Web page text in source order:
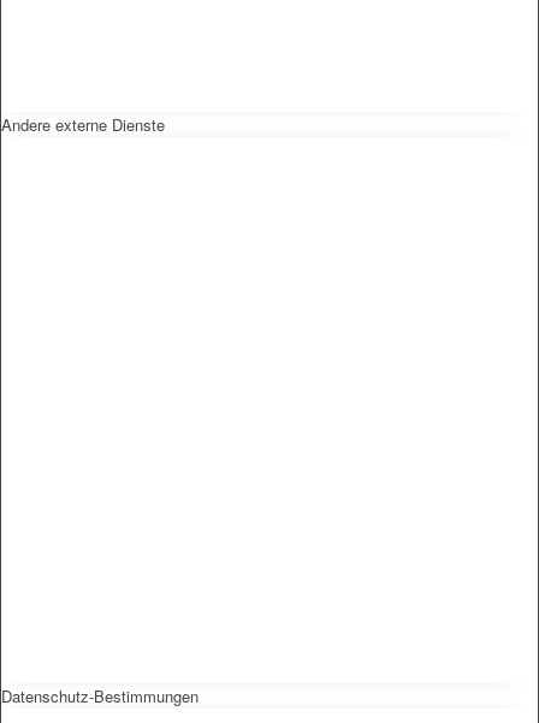
Andere externe Dienste
Datenschutz-Bestimmungen